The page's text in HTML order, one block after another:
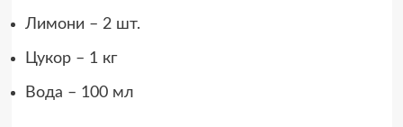
Лимони – 2 шт.
Цукор – 1 кг
Вода – 100 мл